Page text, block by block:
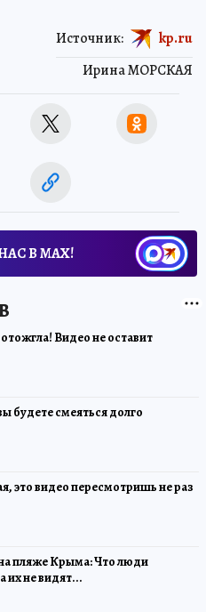
Ирина МОРСКАЯ
Источник: kp.ru
В МАХ!
Видео не оставит
будете смеяться долго
это видео пересмотришь не раз
пляже Крыма: Что люди
их не видят...